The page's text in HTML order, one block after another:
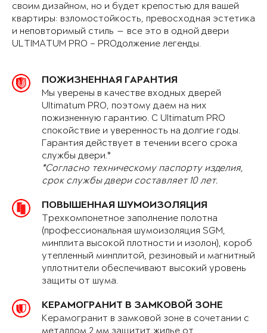
своим дизайном, но и будет крепостью для вашей
квартиры: взломостойкость, превосходная эстетика
и неповторимый стиль — все это в одной двери
ULTIMATUM PRO – PROдолжение легенды.
ПОЖИЗНЕННАЯ ГАРАНТИЯ
Мы уверены в качестве входных дверей
Ultimatum PRO, поэтому даем на них
пожизненную гарантию. С Ultimatum PRO
спокойствие и уверенность на долгие годы.
Гарантия действует в течении всего срока
службы двери.*
*Согласно техническому паспорту изделия,
срок службы двери составляет 10 лет.
ПОВЫШЕННАЯ ШУМОИЗОЛЯЦИЯ
Трехкомпонетное заполнение полотна
(профессиональная шумоизоляция SGM,
минплита высокой плотности и изолон), короб
утепленный минплитой, резиновый и магнитный
уплотнители обеспечивают высокий уровень
защиты от шума.
КЕРАМОГРАНИТ В ЗАМКОВОЙ ЗОНЕ
Керамогранит в замковой зоне в сочетании с